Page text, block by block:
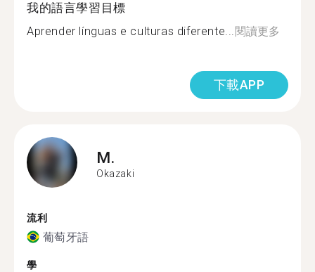
我的語言學習目標
Aprender línguas e culturas diferente...閱讀更多
下載APP
M.
Okazaki
流利
葡萄牙語
學